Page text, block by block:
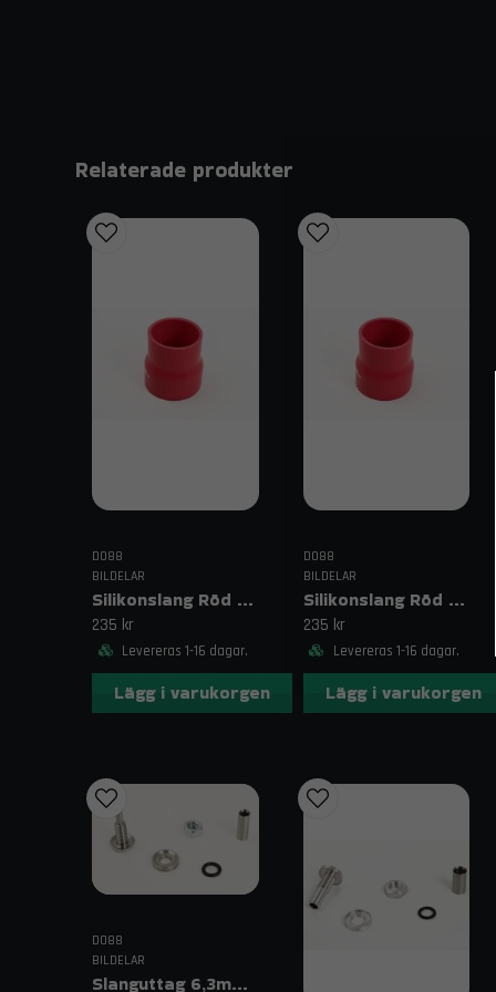
Relaterade produkter
DO88
BILDELAR
Silikonslang Röd 2,75–3,125" (70–80mm)
235 kr
Levereras 1-16 dagar.
Lägg i varukorgen
DO88
BILDELAR
Silikonslang Röd 2,75–3" (70–76mm)
235 kr
Levereras 1-16 dagar.
Lägg i varukorgen
DO88
BILDELAR
Slanguttag 6,3mm (1/4")